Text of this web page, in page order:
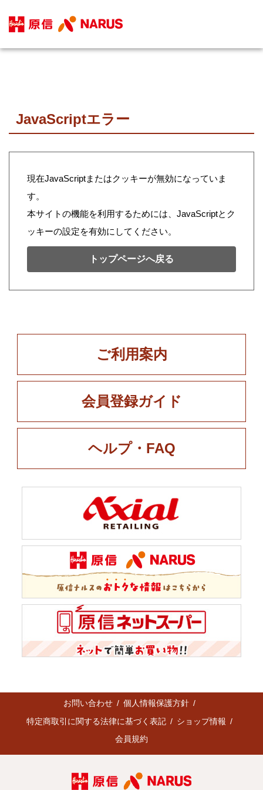
JavaScriptエラー
現在JavaScriptまたはクッキーが無効になっていま
す。
本サイトの機能を利用するためには、JavaScriptとク
ッキーの設定を有効にしてください。
ご利用案内
会員登録ガイド
ヘルプ・FAQ
お問い合わせ
個人情報保護方針
特定商取引に関する法律に基づく表記
ショップ情報
会員規約